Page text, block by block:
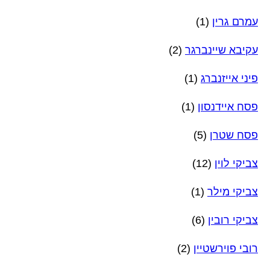
עמרם גרין (1)
עקיבא שיינברגר (2)
פיני אייזנברג (1)
פסח איידנסון (1)
פסח שטרן (5)
צביקי לוין (12)
צביקי מילר (1)
צביקי רובין (6)
רובי פוירשטיין (2)